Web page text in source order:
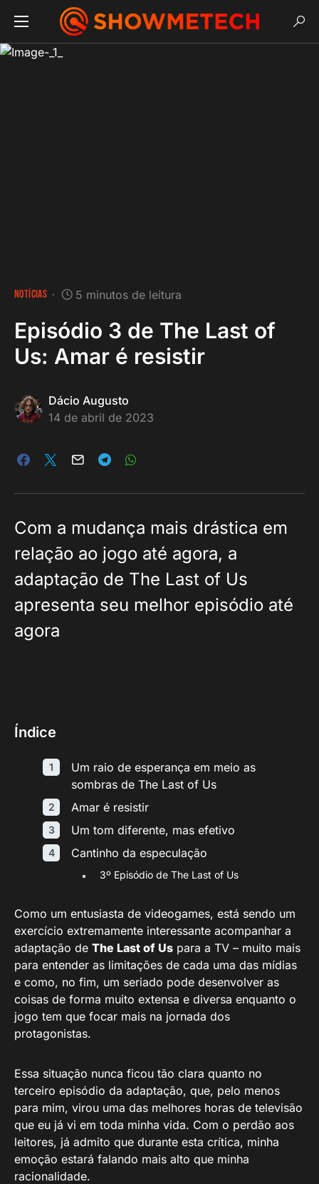
NOTÍCIAS 5 minutos de leitura
Episódio 3 de The Last of
Us: Amar é resistir
Dácio Augusto
14 de abril de 2023
Com a mudança mais drástica em
relação ao jogo até agora, a
adaptação de The Last of Us
apresenta seu melhor episódio até
agora
Índice
Um raio de esperança em meio as
sombras de The Last of Us
Amar é resistir
Um tom diferente, mas efetivo
Cantinho da especulação
3º Episódio de The Last of Us
Como um entusiasta de videogames, está sendo um
exercício extremamente interessante acompanhar a
adaptação de The Last of Us para a TV – muito mais
para entender as limitações de cada uma das mídias
e como, no fim, um seriado pode desenvolver as
coisas de forma muito extensa e diversa enquanto o
jogo tem que focar mais na jornada dos
protagonistas.
Essa situação nunca ficou tão clara quanto no
terceiro episódio da adaptação, que, pelo menos
para mim, virou uma das melhores horas de televisão
que eu já vi em toda minha vida. Com o perdão aos
leitores, já admito que durante esta crítica, minha
emoção estará falando mais alto que minha
racionalidade.